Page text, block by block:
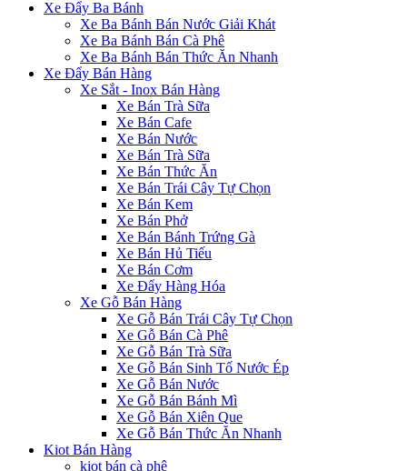
Xe Đẩy Ba Bánh
Xe Ba Bánh Bán Nước Giải Khát
Xe Ba Bánh Bán Cà Phê
Xe Ba Bánh Bán Thức Ăn Nhanh
Xe Đẩy Bán Hàng
Xe Sắt - Inox Bán Hàng
Xe Bán Trà Sữa
Xe Bán Cafe
Xe Bán Nước
Xe Bán Trà Sữa
Xe Bán Thức Ăn
Xe Bán Trái Cây Tự Chọn
Xe Bán Kem
Xe Bán Phở
Xe Bán Bánh Trứng Gà
Xe Bán Hủ Tiếu
Xe Bán Cơm
Xe Đẩy Hàng Hóa
Xe Gỗ Bán Hàng
Xe Gỗ Bán Trái Cây Tự Chọn
Xe Gỗ Bán Cà Phê
Xe Gỗ Bán Trà Sữa
Xe Gỗ Bán Sinh Tố Nước Ép
Xe Gỗ Bán Nước
Xe Gỗ Bán Bánh Mì
Xe Gỗ Bán Xiên Que
Xe Gỗ Bán Thức Ăn Nhanh
Kiot Bán Hàng
kiot bán cà phê